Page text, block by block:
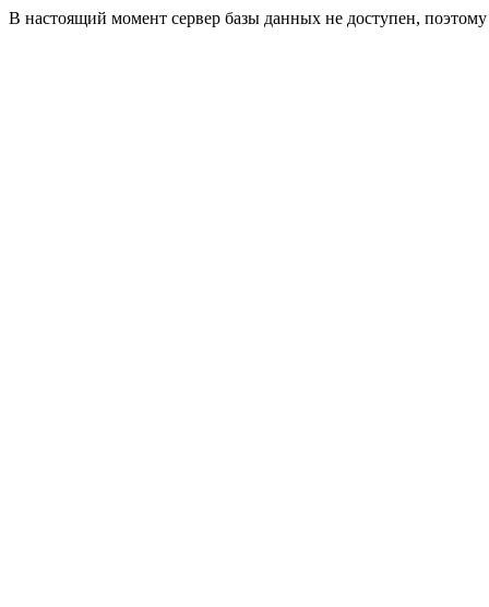
В настоящий момент сервер базы данных не доступен,